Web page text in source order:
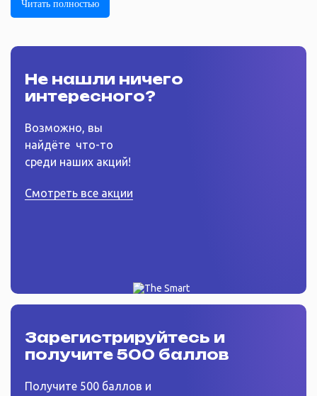
Читать полностью
Не нашли ничего
интересного?
Возможно, вы
найдёте что-то
среди наших акций!
Смотреть все акции
Зарегистрируйтесь и
получите 500 баллов
Получите 500 баллов и